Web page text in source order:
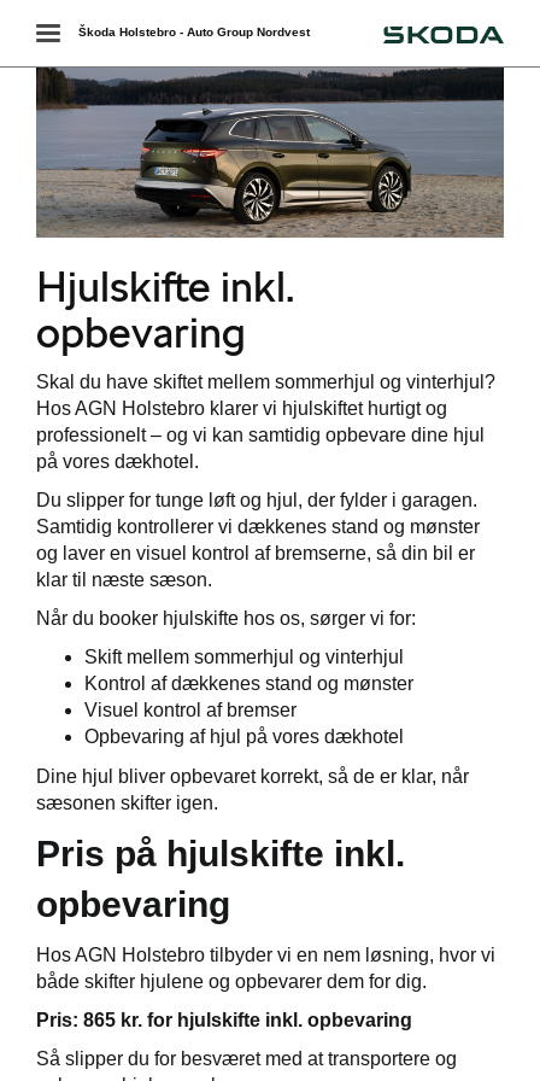
mindre slid
Toggle
navigation
Škoda Holstebro - Auto Group Nordvest
Hjulskifte inkl.
opbevaring
Skal du have skiftet mellem sommerhjul og vinterhjul?
Hos AGN Holstebro klarer vi hjulskiftet hurtigt og
professionelt – og vi kan samtidig opbevare dine hjul
på vores dækhotel.
Du slipper for tunge løft og hjul, der fylder i garagen.
Samtidig kontrollerer vi dækkenes stand og mønster
og laver en visuel kontrol af bremserne, så din bil er
klar til næste sæson.
Når du booker hjulskifte hos os, sørger vi for:
Skift mellem sommerhjul og vinterhjul
Kontrol af dækkenes stand og mønster
Visuel kontrol af bremser
Opbevaring af hjul på vores dækhotel
Dine hjul bliver opbevaret korrekt, så de er klar, når
sæsonen skifter igen.
Pris på hjulskifte inkl.
opbevaring
Hos AGN Holstebro tilbyder vi en nem løsning, hvor vi
både skifter hjulene og opbevarer dem for dig.
Pris: 865 kr. for hjulskifte inkl. opbevaring
Så slipper du for besværet med at transportere og